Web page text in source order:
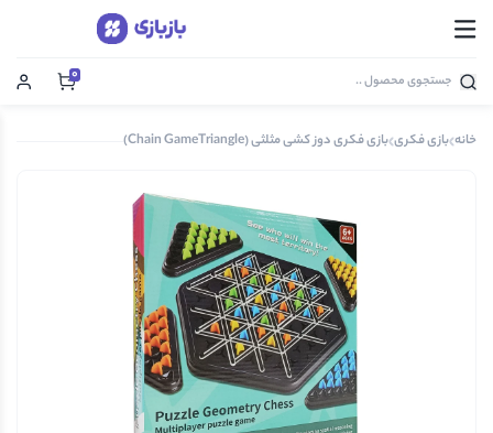
0
خانه بازی فکری بازی فکری دوز کشی مثلثی (Chain GameTriangle)